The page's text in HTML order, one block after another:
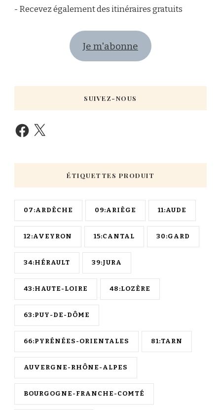
- Recevez également des itinéraires gratuits
Je m'abonne
SUIVEZ-NOUS
ÉTIQUETTES PRODUIT
07:ARDÈCHE 09:ARIÈGE 11:AUDE
12:AVEYRON 15:CANTAL 30:GARD
34:HÉRAULT 39:JURA
43:HAUTE-LOIRE 48:LOZÈRE
63:PUY-DE-DÔME
66:PYRÉNÉES-ORIENTALES 81:TARN
AUVERGNE-RHÔNE-ALPES
BOURGOGNE-FRANCHE-COMTÉ